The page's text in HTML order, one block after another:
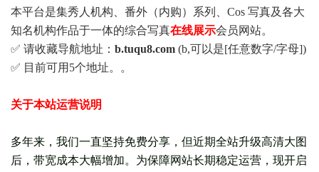
本平台是集秀人机构、番外（内购）系列、Cos 写真及各大
知名机构作品于一体的综合写真在线展示会员网站。
✅ 请收藏导航地址： b.tuqu8.com (b,可以是[任意数字/字母])
✅ 目前可用5个地址。。
关于本站运营说明
多年来，我们一直坚持免费分享，但近期全站升级高清大图
后，带宽成本大幅增加。为保障网站长期稳定运营，现开启